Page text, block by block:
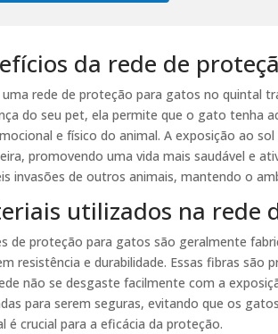
da rede de
rede de proteção para gatos no quintal
do seu pet, ela permite que o gato tenha
e físico do animal. A exposição ao
promovendo uma vida mais saudável e
invasões de outros animais, mantendo o
utilizados na rede
de proteção para gatos são geralmente
resistência e durabilidade. Essas fibras
não se desgaste facilmente com a
para serem seguras, evitando que os
é crucial para a eficácia da proteção.